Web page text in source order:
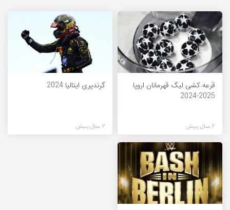
قرعه کشی لیگ قهرمانان اروپا
2025-2024
2 سال پیش
گرندپری ایتالیا 2024
2 سال پیش